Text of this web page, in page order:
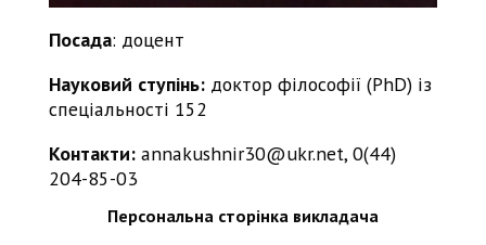
Посада: доцент
Науковий ступінь: доктор філософії (PhD) із
спеціальності 152
Контакти: annakushnir30@ukr.net, 0(44)
204-85-03
Персональна сторінка викладача